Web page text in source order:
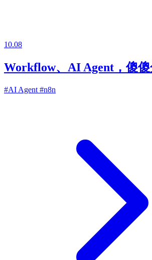
10.08
Workflow、AI Agent，傻傻
#AI Agent #n8n